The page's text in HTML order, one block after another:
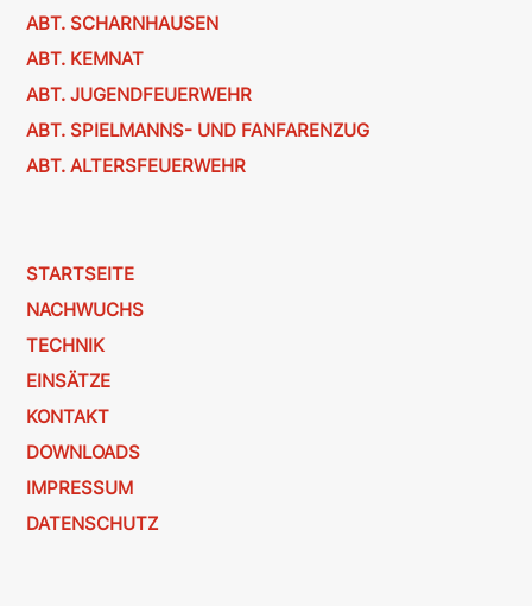
ABT. SCHARNHAUSEN
ABT. KEMNAT
ABT. JUGENDFEUERWEHR
ABT. SPIELMANNS- UND FANFARENZUG
ABT. ALTERSFEUERWEHR
STARTSEITE
NACHWUCHS
TECHNIK
EINSÄTZE
KONTAKT
DOWNLOADS
IMPRESSUM
DATENSCHUTZ